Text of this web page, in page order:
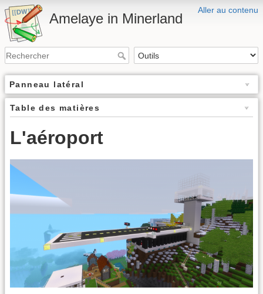
Aller au contenu
Amelaye in Minerland
Panneau latéral
Table des matières
L'aéroport